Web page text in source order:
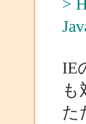
>
IE
も
た